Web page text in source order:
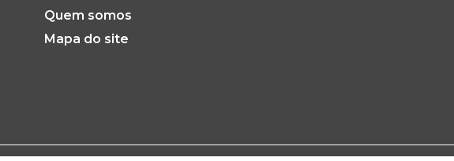
Quem somos
Mapa do site